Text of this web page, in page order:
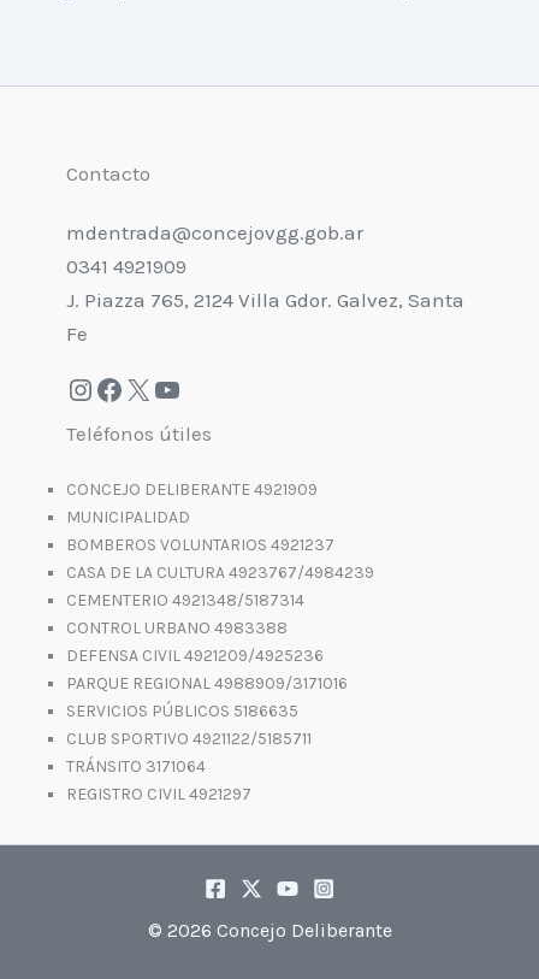
Contacto
mdentrada@concejovgg.gob.ar
0341 4921909
J. Piazza 765, 2124 Villa Gdor. Galvez, Santa
Fe
Teléfonos útiles
CONCEJO DELIBERANTE 4921909
MUNICIPALIDAD
BOMBEROS VOLUNTARIOS 4921237
CASA DE LA CULTURA 4923767/4984239
CEMENTERIO 4921348/5187314
CONTROL URBANO 4983388
DEFENSA CIVIL 4921209/4925236
PARQUE REGIONAL 4988909/3171016
SERVICIOS PÚBLICOS 5186635
CLUB SPORTIVO 4921122/5185711
TRÁNSITO 3171064
REGISTRO CIVIL 4921297
© 2026 Concejo Deliberante